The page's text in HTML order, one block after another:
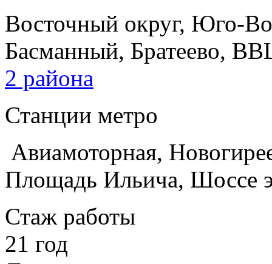
Восточный округ, Юго-
Басманный, Братеево,
2 района
Станции метро
Авиамоторная,
Площадь Ильича, Шоссе
Стаж работы
21 год